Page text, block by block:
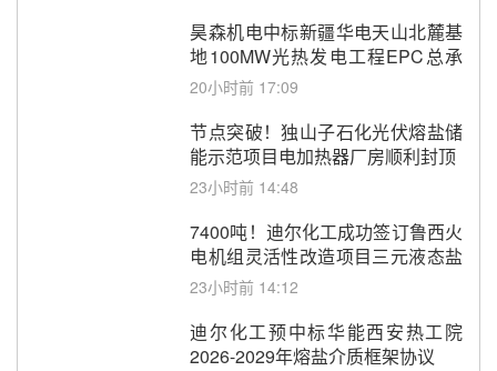
昊森机电中标新疆华电天山北麓基
地100MW光热发电工程EPC总承
包项目熔盐介质超声波流量计采购
20小时前 17:09
节点突破！独山子石化光伏熔盐储
能示范项目电加热器厂房顺利封顶
23小时前 14:48
7400吨！迪尔化工成功签订鲁西火
电机组灵活性改造项目三元液态盐
采购合同
23小时前 14:12
迪尔化工预中标华能西安热工院
2026-2029年熔盐介质框架协议